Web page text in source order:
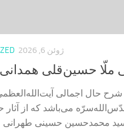
ژوئن 6, 2026
ملّا حسین‌قلی همدانی
حال اجمالی
می‌باشد که از
سید محمدحسین حسینی